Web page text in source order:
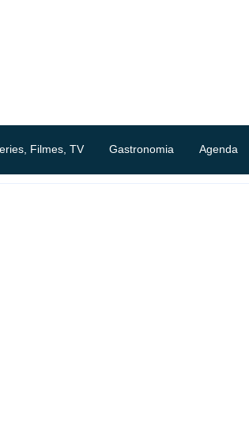
Filmes, TV Gastronomia Agenda